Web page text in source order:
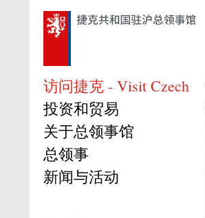
访问捷克 - Visit Czech
投资和贸易
关于总领事馆
总领事
新闻与活动